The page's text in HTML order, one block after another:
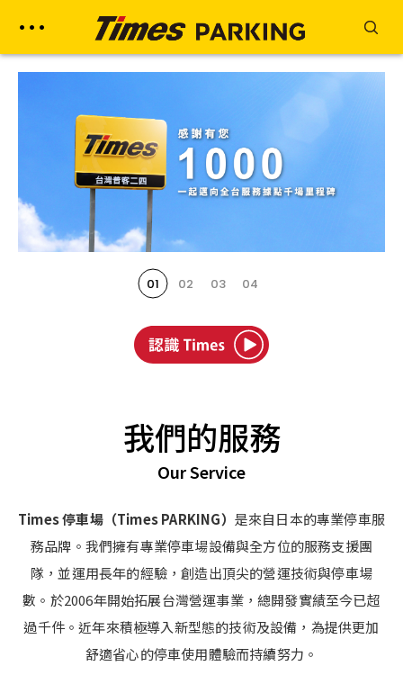
01 02 03 04
我們的服務
Our Service
Times 停車場（Times PARKING） 是來自日本的專業停車服
務品牌。我們擁有專業停車場設備與全方位的服務支援團
隊，並運用長年的經驗，創造出頂尖的營運技術與停車場
數。於2006年開始拓展台灣營運事業，總開發實績至今已超
過千件。近年來積極導入新型態的技術及設備，為提供更加
舒適省心的停車使用體驗而持續努力。